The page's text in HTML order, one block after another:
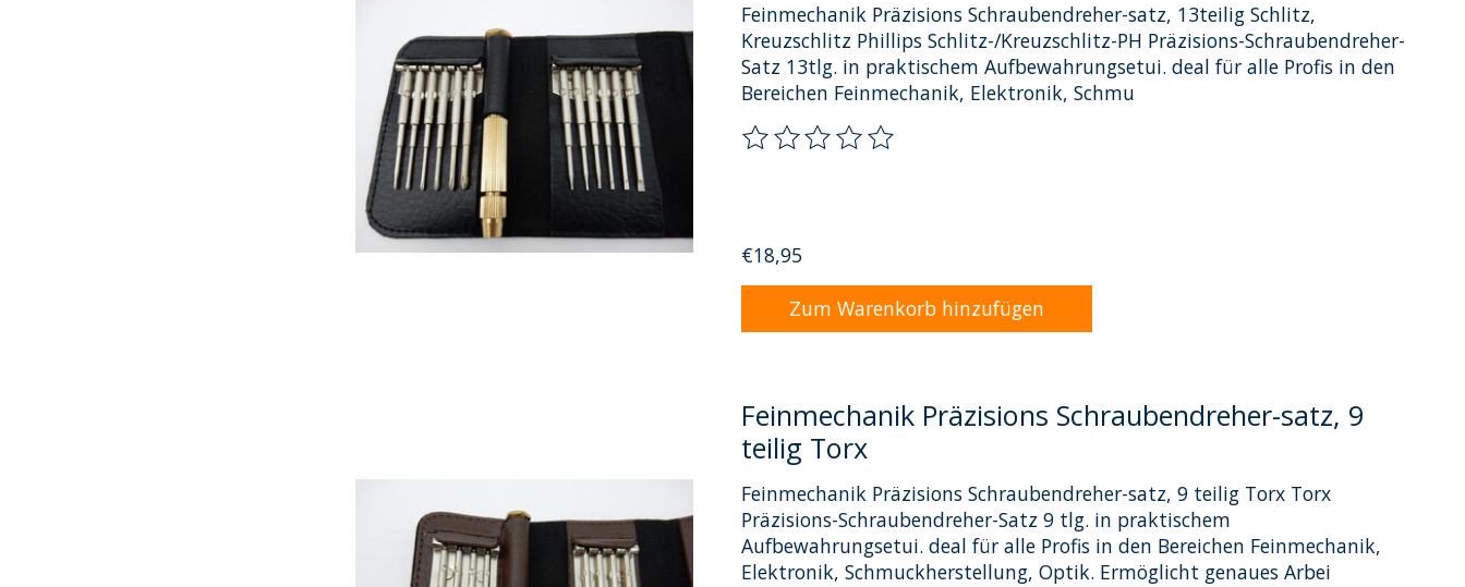
Feinmechanik Präzisions Schraubendreher-satz, 13teilig Schlitz,
Kreuzschlitz Phillips Schlitz-/Kreuzschlitz-PH Präzisions-Schraubendreher-
Satz 13tlg. in praktischem Aufbewahrungsetui. deal für alle Profis in den
Bereichen Feinmechanik, Elektronik, Schmu
Die Bewertung dieses Produkts ist
€18,95
Zum Warenkorb hinzufügen
Feinmechanik Präzisions Schraubendreher-satz, 9
teilig Torx
Feinmechanik Präzisions Schraubendreher-satz, 9 teilig Torx Torx
Präzisions-Schraubendreher-Satz 9 tlg. in praktischem
Aufbewahrungsetui. deal für alle Profis in den Bereichen Feinmechanik,
Elektronik, Schmuckherstellung, Optik. Ermöglicht genaues Arbei